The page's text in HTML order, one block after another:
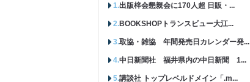
出版梓会懇親会に170人超 日販・...
BOOKSHOPトランスビュー大江...
取協・雑協 年間発売日カレンダー発...
中日新聞社 福井県内の中日新聞 1...
講談社 トップレベルドメイン「.m...